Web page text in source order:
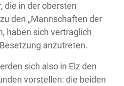
die in der obersten
den „Mannschaften der
haben sich vertraglich
anzutreten.
sich also in Elz den
vorstellen: die beiden